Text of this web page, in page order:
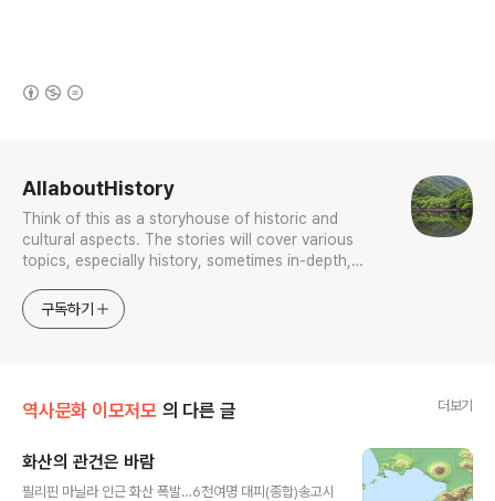
AllaboutHistory
Think of this as a storyhouse of historic and
cultural aspects. The stories will cover various
topics, especially history, sometimes in-depth,
approach will be to resist any common sense or
generalized viewpoint
구독하기
역사문화 이모저모 의 다른 글 더보기
화산의 관건은 바람
필리핀 마닐라 인근 화산 폭발…6천여명 대피(종합)송고시